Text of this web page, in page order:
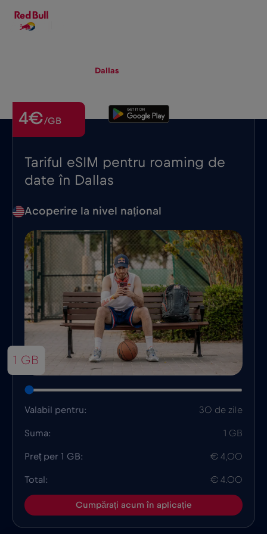
Dallas
Tariful eSIM pentru roaming de
date în Dallas
4€/GB
Acoperire la nivel național
1 GB
Valabil pentru: 30 de zile
Suma: 1 GB
Preț per 1 GB: € 4,00
Total: € 4.00
Cumpărați acum în aplicație